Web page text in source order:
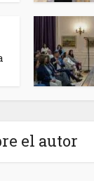
el autor